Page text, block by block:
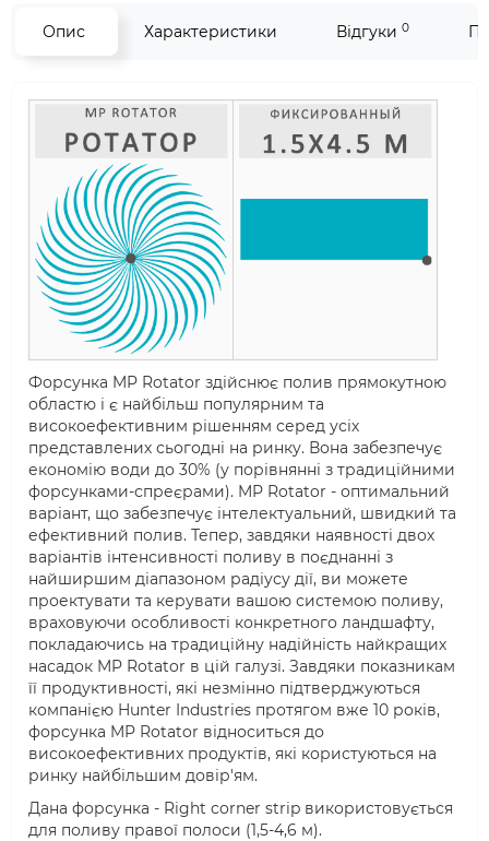
Опис Характеристики Відгуки 0
Форсунка MP Rotator здійснює полив прямокутною
областю і є найбільш популярним та
високоефективним рішенням серед усіх
представлених сьогодні на ринку. Вона забезпечує
економію води до 30% (у порівнянні з традиційними
форсунками-спреєрами). MP Rotator - оптимальний
варіант, що забезпечує інтелектуальний, швидкий та
ефективний полив. Тепер, завдяки наявності двох
варіантів інтенсивності поливу в поєднанні з
найширшим діапазоном радіусу дії, ви можете
проектувати та керувати вашою системою поливу,
враховуючи особливості конкретного ландшафту,
покладаючись на традиційну надійність найкращих
насадок MP Rotator в цій галузі. Завдяки показникам
її продуктивності, які незмінно підтверджуються
компанією Hunter Industries протягом вже 10 років,
форсунка MP Rotator відноситься до
високоефективних продуктів, які користуються на
ринку найбільшим довір'ям.
Дана форсунка - Right corner strip використовується
для поливу правої полоси (1,5-4,6 м).